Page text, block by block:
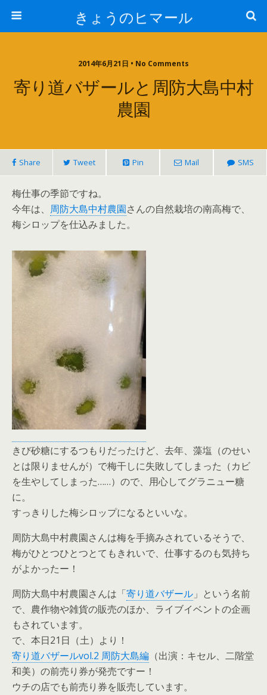
きょうのヒマール
2014年6月21日 • No Comments
寄り道バザールと周防大島中村
農園
Share Tweet Pin Mail SMS
梅仕事の季節ですね。
今年は、 周防大島中村農園さんの自然栽培の南高梅で、
梅シロップを仕込みました。
きび砂糖にするつもりだったけど、去年、藻塩（のせい
とは限りませんが）で梅干しに失敗してしまった（カビ
を生やしてしまった……）ので、用心してグラニュー糖
に。
すっきりした梅シロップになるといいな。
周防大島中村農園さんは梅を手摘みされているそうで、
梅がひとつひとつとてもきれいで、仕事するのも気持ち
がよかったー！
周防大島中村農園さんは「寄り道バザール 」という名前
で、農作物や雑貨の販売のほか、ライブイベントの企画
もされています。
で、本日21日（土）より！
寄り道バザールvol.2 周防大島編 （出演：キセル、二階堂
和美）の前売り券が発売ですー！
ウチの店でも前売り券を販売しています。